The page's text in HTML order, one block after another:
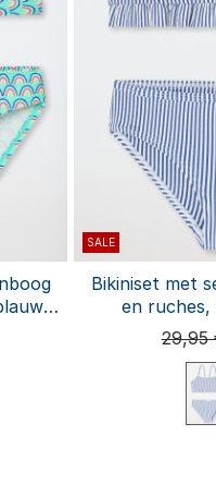
-
SALE
Bikiniset met
en
29,95